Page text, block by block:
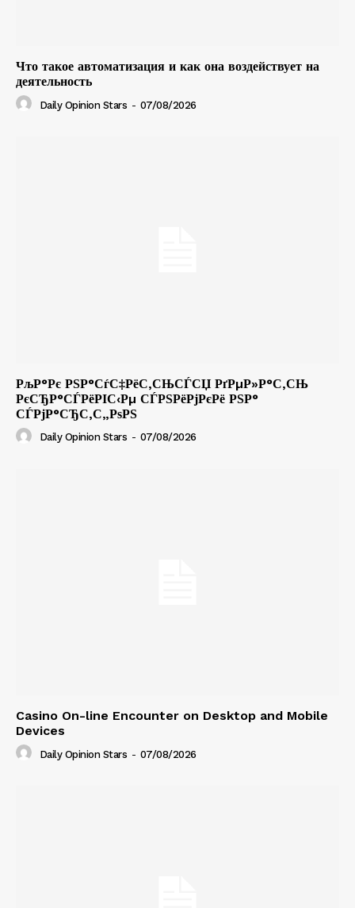
Что такое автоматизация и как она воздействует на
деятельность
Daily Opinion Stars - 07/08/2026
РљР°Рє РЅР°СѓС‡РёС‚СЊСЃСЏ РґРµР»Р°С‚СЊ
РєСЂР°СЃРёРІС‹Рµ СЃРЅРёРјРєРё РЅР°
СЃРјР°СЂС‚С„РѕРЅ
Daily Opinion Stars - 07/08/2026
Casino On-line Encounter on Desktop and Mobile
Devices
Daily Opinion Stars - 07/08/2026